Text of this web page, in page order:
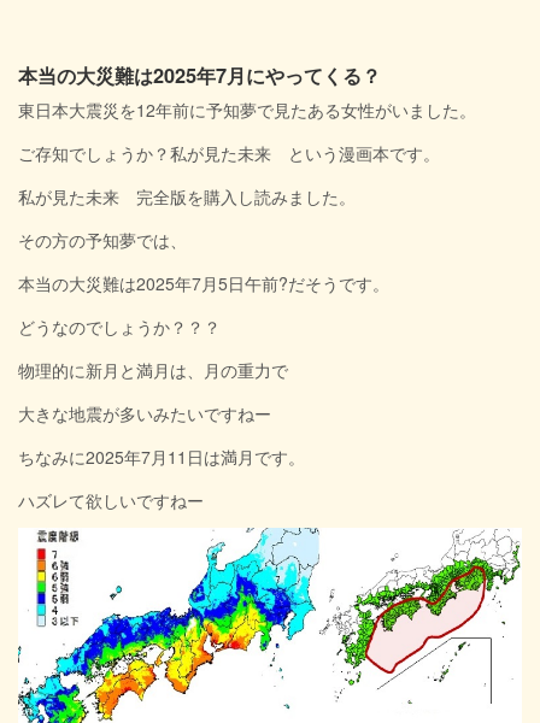
本当の大災難は2025年7月にやってくる？
東日本大震災を12年前に予知夢で見たある女性がいました。
ご存知でしょうか？私が見た未来 という漫画本です。
私が見た未来 完全版を購入し読みました。
その方の予知夢では、
本当の大災難は2025年7月5日午前?だそうです。
どうなのでしょうか？？？
物理的に新月と満月は、月の重力で
大きな地震が多いみたいですねー
ちなみに2025年7月11日は満月です。
ハズレて欲しいですねー